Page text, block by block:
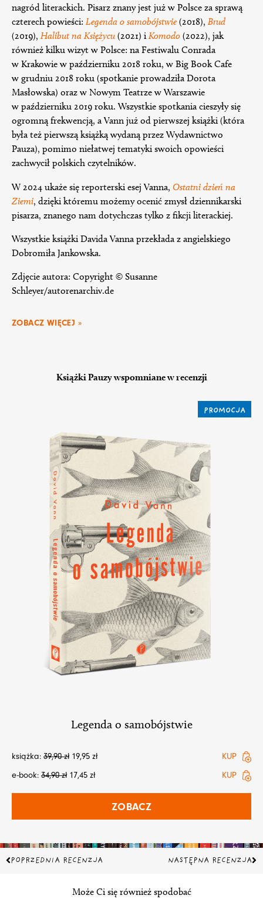
nagród literackich. Pisarz znany jest już w Polsce za sprawą
czterech powieści: Legenda o samobójstwie (2018), Brud
(2019), Halibut na Księżycu (2021) iKomodo (2022), jak
również kilku wizyt w Polsce: na Festiwalu Conrada
w Krakowie w październiku 2018 roku, w Big Book Cafe
w grudniu 2018 roku (spotkanie prowadziła Dorota
Masłowska) oraz w Nowym Teatrze w Warszawie
w październiku 2019 roku. Wszystkie spotkania cieszyły się
ogromną frekwencją, a Vann już od pierwszej książki (która
była też pierwszą książką wydaną przez Wydawnictwo
Pauza), pomimo niełatwej tematyki swoich opowieści
zachwycił polskich czytelników.
W 2024 ukaże się reporterski esej Vanna, Ostatni dzień na
Ziemi, dzięki któremu możemy ocenić zmysł dziennikarski
pisarza, znanego nam dotychczas tylko z fikcji literackiej.
Wszystkie książki Davida Vanna przekłada z angielskiego
Dobromiła Jankowska.
Zdjęcie autora: Copyright © Susanne
Schleyer/autorenarchiv.de
ZOBACZ WIĘCEJ »
Książki Pauzy wspomniane w recenzji
PROMOCJA
Legenda o samobójstwie
książka: 39,90zł 19,95 zł
KUP
e-book: 34,90zł 17,45 zł KUP
ZOBACZ
Prev
POPRZEDNIA RECENZJA NASTĘPNA RECENZJA
Może Ci się również spodobać